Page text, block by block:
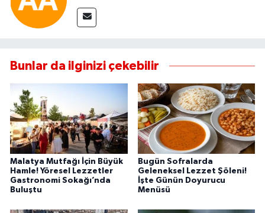
Bunlar da ilginizi çekebilir
Malatya Mutfağı İçin Büyük
Hamle! Yöresel Lezzetler
Gastronomi Sokağı’nda
Buluştu
Bugün Sofralarda
Geleneksel Lezzet Şöleni!
İşte Günün Doyurucu
Menüsü